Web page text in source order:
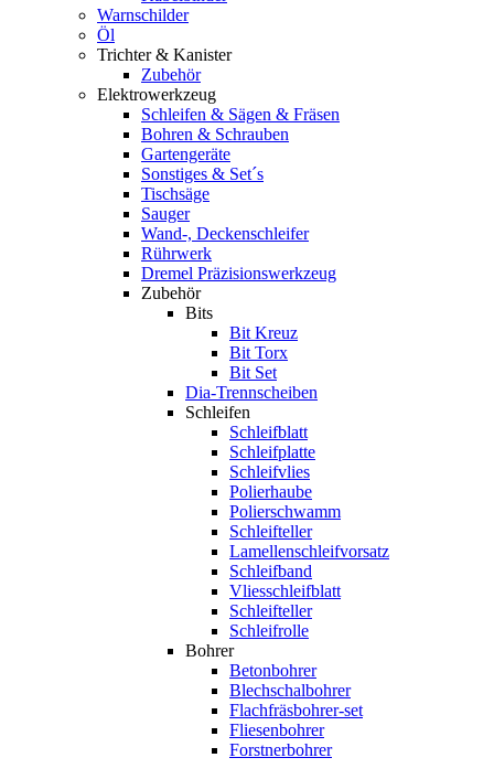
Warnschilder
Öl
Trichter & Kanister
Zubehör
Elektrowerkzeug
Schleifen & Sägen & Fräsen
Bohren & Schrauben
Gartengeräte
Sonstiges & Set´s
Tischsäge
Sauger
Wand-, Deckenschleifer
Rührwerk
Dremel Präzisionswerkzeug
Zubehör
Bits
Bit Kreuz
Bit Torx
Bit Set
Dia-Trennscheiben
Schleifen
Schleifblatt
Schleifplatte
Schleifvlies
Polierhaube
Polierschwamm
Schleifteller
Lamellenschleifvorsatz
Schleifband
Vliesschleifblatt
Schleifteller
Schleifrolle
Bohrer
Betonbohrer
Blechschalbohrer
Flachfräsbohrer-set
Fliesenbohrer
Forstnerbohrer